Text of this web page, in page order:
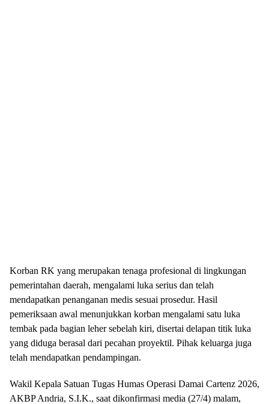
Korban RK yang merupakan tenaga profesional di lingkungan
pemerintahan daerah, mengalami luka serius dan telah
mendapatkan penanganan medis sesuai prosedur. Hasil
pemeriksaan awal menunjukkan korban mengalami satu luka
tembak pada bagian leher sebelah kiri, disertai delapan titik luka
yang diduga berasal dari pecahan proyektil. Pihak keluarga juga
telah mendapatkan pendampingan.
Wakil Kepala Satuan Tugas Humas Operasi Damai Cartenz 2026,
AKBP Andria, S.I.K., saat dikonfirmasi media (27/4) malam,